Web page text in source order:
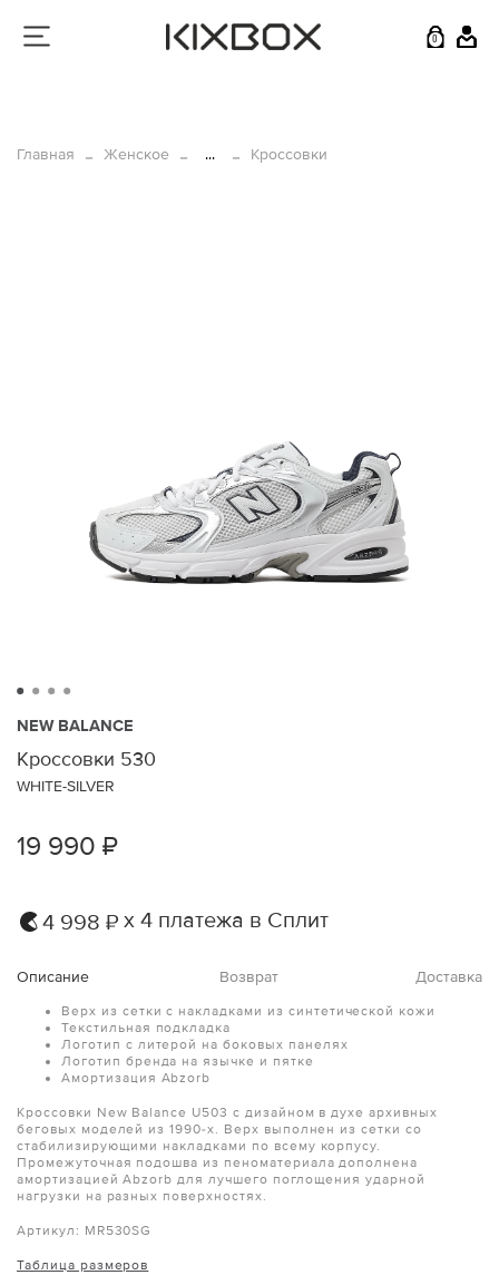
0
Главная Женское ... Кроссовки
NEW BALANCE
Кроссовки 530
WHITE-SILVER
19 990 ₽
4 998 ₽ х 4 платежа в Сплит
Описание Возврат Доставка
Верх из сетки с накладками из синтетической кожи
Текстильная подкладка
Логотип с литерой на боковых панелях
Логотип бренда на язычке и пятке
Амортизация Abzorb
Кроссовки New Balance U503 с дизайном в духе архивных
беговых моделей из 1990-х. Верх выполнен из сетки со
стабилизирующими накладками по всему корпусу.
Промежуточная подошва из пеноматериала дополнена
амортизацией Abzorb для лучшего поглощения ударной
нагрузки на разных поверхностях.
Артикул: MR530SG
Таблица размеров